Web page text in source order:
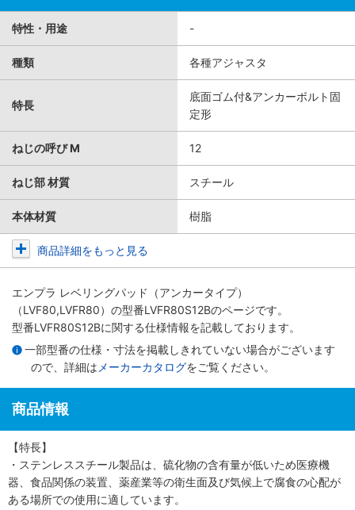
特性・用途 -
種類 各種アジャスタ
特長
底面ゴム付&アンカーボルト固
定形
ねじの呼び M 12
ねじ部 材質 スチール
本体材質 樹脂
商品詳細をもっと見る
エンプラ レベリングパッド（アンカータイプ）
（LVF80,LVFR80） の型番LVFR80S12Bのページです。
型番LVFR80S12Bに関する仕様情報を記載しております。
一部型番の仕様・寸法を掲載しきれていない場合がございます
ので、詳細は メーカーカタログをご覧ください。
商品情報
【特長】
・ステンレススチール製品は、硫化物の含有量が低いため医療機
器、食品関係の装置、薬産業等の衛生面及び気候上で腐食の心配が
ある場所での使用に適しています。